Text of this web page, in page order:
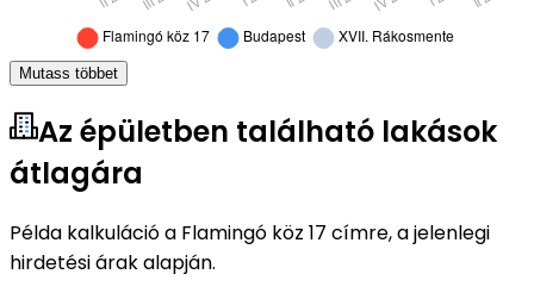
Mutass többet
Az épületben található lakások
átlagára
Példa kalkuláció a Flamingó köz 17 címre, a jelenlegi
hirdetési árak alapján.